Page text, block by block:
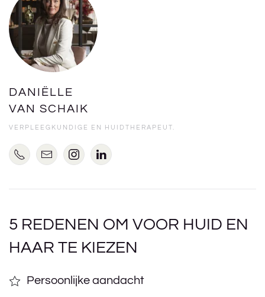
DANIËLLE
VAN SCHAIK
VERPLEEGKUNDIGE EN HUIDTHERAPEUT.
5 REDENEN OM VOOR HUID EN
HAAR TE KIEZEN
Persoonlijke aandacht